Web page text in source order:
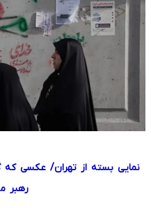
نمایی بسته از تهران/ عکسی که
رهبر